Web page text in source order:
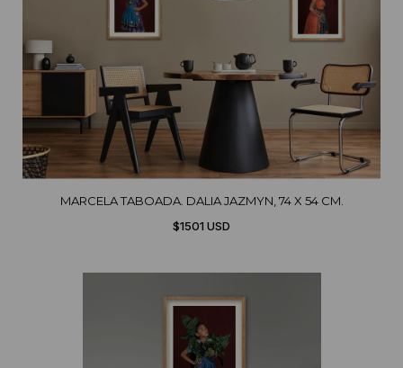
MARCELA TABOADA. DALIA JAZMYN, 74 X 54 CM.
$1501 USD